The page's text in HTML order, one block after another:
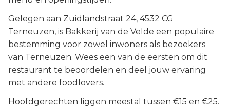
Gelegen aan Zuidlandstraat 24, 4532 CG
Terneuzen, is Bakkerij van de Velde een populaire
bestemming voor zowel inwoners als bezoekers
van Terneuzen. Wees een van de eersten om dit
restaurant te beoordelen en deel jouw ervaring
met andere foodlovers.
Hoofdgerechten liggen meestal tussen €15 en €25.